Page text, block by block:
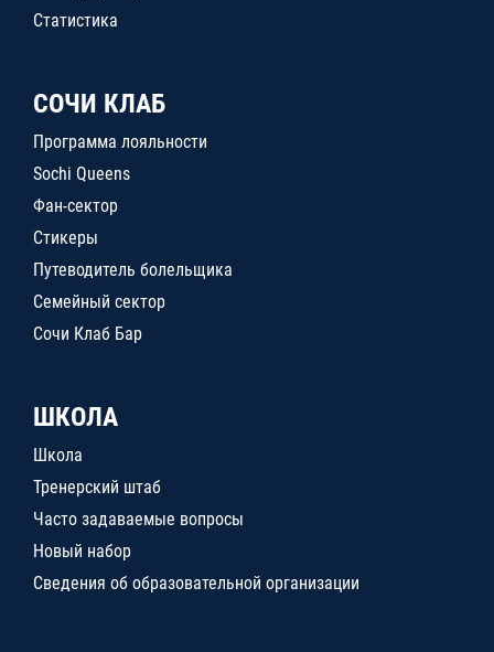
Статистика
СОЧИ КЛАБ
Программа лояльности
Sochi Queens
Фан-сектор
Стикеры
Путеводитель болельщика
Семейный сектор
Сочи Клаб Бар
ШКОЛА
Школа
Тренерский штаб
Часто задаваемые вопросы
Новый набор
Сведения об образовательной организации